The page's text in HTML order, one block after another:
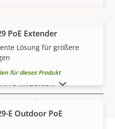
Eigentumswert
3
Eigentumswert
PoE Extender
Lösung für größere
für dieses Produkt
E Outdoor PoE
ANZEIGEN